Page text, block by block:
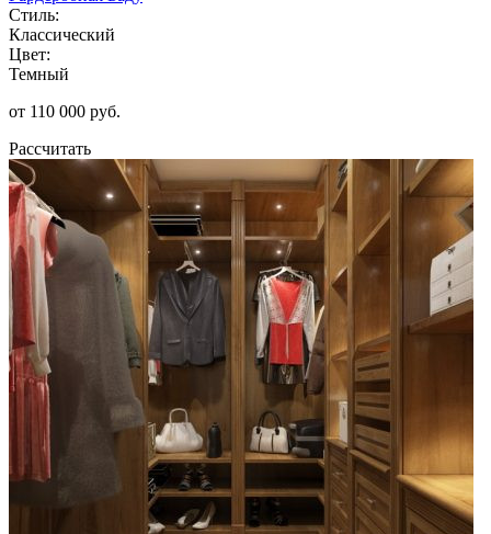
Стиль:
Классический
Цвет:
Темный
от 110 000 руб.
Рассчитать